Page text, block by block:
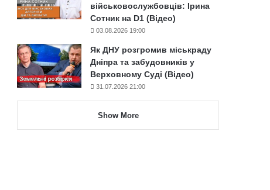
військовослужбовців: Ірина
Сотник на D1 (Відео)
03.08.2026 19:00
Як ДНУ розгромив міськраду
Дніпра та забудовників у
Верховному Суді (Відео)
31.07.2026 21:00
Show More